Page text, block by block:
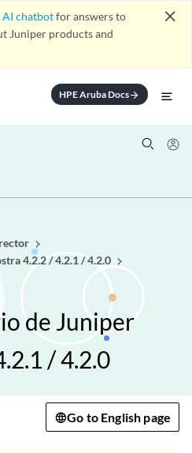
AI chatbotfor answers to
Juniper products and
close
HPE Aruba Docsarrow_forward
4.2.2 / 4.2.1 / 4.2.0
de Juniper
/ 4.2.0
Go to English page